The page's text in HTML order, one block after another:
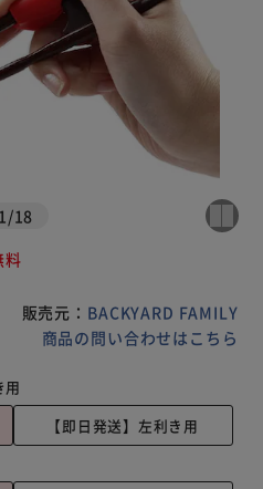
1 /18
料
販売元： BACKYARD FAMILY
商品の問い合わせはこちら
用
【即日発送】左利き用